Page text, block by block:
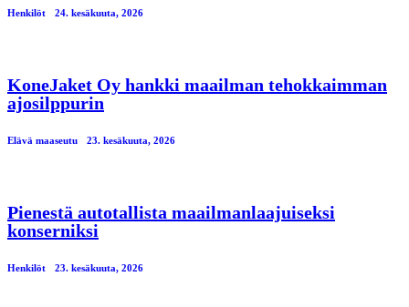
Henkilöt 24. kesäkuuta, 2026
KoneJaket Oy hankki maailman tehokkaimman
ajosilppurin
Elävä maaseutu 23. kesäkuuta, 2026
Pienestä autotallista maailmanlaajuiseksi
konserniksi
Henkilöt 23. kesäkuuta, 2026